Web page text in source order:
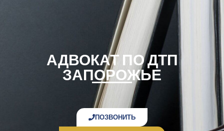
АДВОКАТ ПО ДТП
ЗАПОРОЖЬЕ
ПОЗВОНИТЬ